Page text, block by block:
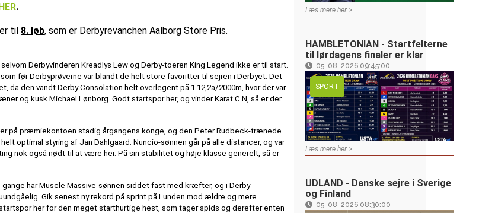
.
til 8. løb, som er Derbyrevanchen Aalborg Store Pris.
Derbyvinderen Kreadlys Lew og Derby-toeren King Legend ikke er til start.
før Derbyprøverne var blandt de helt store favoritter til sejren i Derbyet. Det
da den vandt Derby Consolation helt overlegent på 1.12,2a/2000m, hvor der var
og kusk Michael Lønborg. Godt startspor her, og vinder Karat C N, så er der
på præmiekontoen stadig årgangens konge, og den Peter Rudbeck-trænede
optimal styring af Jan Dahlgaard. Nuncio-sønnen går på alle distancer, og var
nok også nødt til at være her. På sin stabilitet og høje klasse generelt, så er
har Muscle Massive-sønnen siddet fast med kræfter, og i Derby
Gik senest ny rekord på sprint på Lunden mod ældre og mere
her for den meget starthurtige hest, som tager spids og derefter enten
Læs mere her >
HAMBLETONIAN - Startfelterne
til lørdagens finaler er klar
05-08-2026 09:45:00
SPORT
Læs mere her >
UDLAND - Danske sejre i Sverige
og Finland
05-08-2026 08:30:00